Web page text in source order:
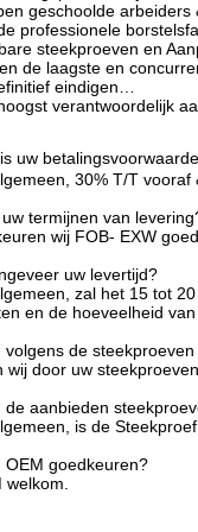
geschoolde
professionele
steekproeven en
de laagste en
eindigen…
verantwoordelijk
uw
30% T/T vooraf
termijnen van
wij FOB- EXW
uw levertijd?
zal het 15 tot
en de hoeveelheid van
volgens de
wij door uw
de aanbieden
is de
OEM goedkeuren?